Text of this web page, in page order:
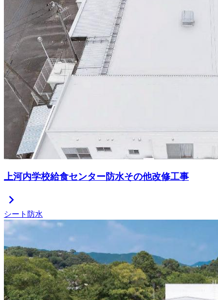
上河内学校給食センター防水その他改修工事
chevron_right
シート防水